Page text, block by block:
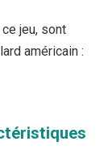
jeu, sont
américain :